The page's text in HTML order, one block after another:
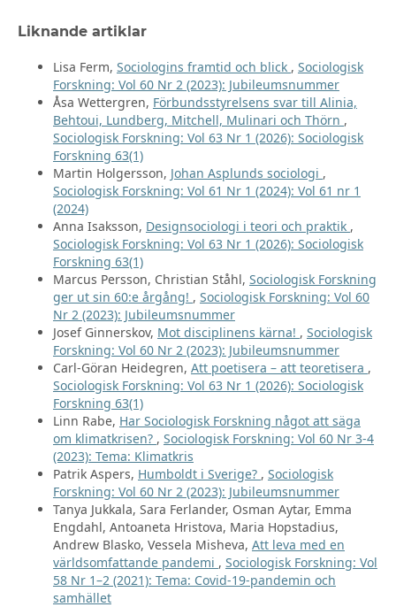
Liknande artiklar
Lisa Ferm, Sociologins framtid och blick , Sociologisk
Forskning: Vol 60 Nr 2 (2023): Jubileumsnummer
Åsa Wettergren, Förbundsstyrelsens svar till Alinia,
Behtoui, Lundberg, Mitchell, Mulinari och Thörn ,
Sociologisk Forskning: Vol 63 Nr 1 (2026): Sociologisk
Forskning 63(1)
Martin Holgersson, Johan Asplunds sociologi ,
Sociologisk Forskning: Vol 61 Nr 1 (2024): Vol 61 nr 1
(2024)
Anna Isaksson, Designsociologi i teori och praktik ,
Sociologisk Forskning: Vol 63 Nr 1 (2026): Sociologisk
Forskning 63(1)
Marcus Persson, Christian Ståhl, Sociologisk Forskning
ger ut sin 60:e årgång! , Sociologisk Forskning: Vol 60
Nr 2 (2023): Jubileumsnummer
Josef Ginnerskov, Mot disciplinens kärna! , Sociologisk
Forskning: Vol 60 Nr 2 (2023): Jubileumsnummer
Carl-Göran Heidegren, Att poetisera – att teoretisera ,
Sociologisk Forskning: Vol 63 Nr 1 (2026): Sociologisk
Forskning 63(1)
Linn Rabe, Har Sociologisk Forskning något att säga
om klimatkrisen? , Sociologisk Forskning: Vol 60 Nr 3-4
(2023): Tema: Klimatkris
Patrik Aspers, Humboldt i Sverige? , Sociologisk
Forskning: Vol 60 Nr 2 (2023): Jubileumsnummer
Tanya Jukkala, Sara Ferlander, Osman Aytar, Emma
Engdahl, Antoaneta Hristova, Maria Hopstadius,
Andrew Blasko, Vessela Misheva, Att leva med en
världsomfattande pandemi , Sociologisk Forskning: Vol
58 Nr 1–2 (2021): Tema: Covid-19-pandemin och
samhället